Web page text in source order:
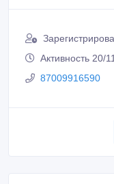
Активность 20/
87009916590